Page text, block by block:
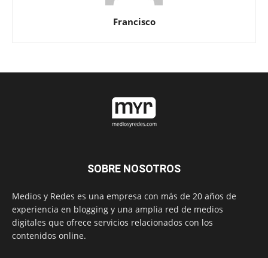
Francisco
SOBRE NOSOTROS
Medios y Redes es una empresa con más de 20 años de
experiencia en blogging y una amplia red de medios
digitales que ofrece servicios relacionados con los
contenidos online.